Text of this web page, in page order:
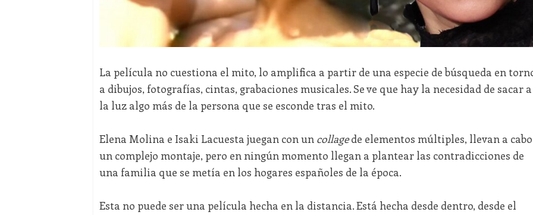
La película no cuestiona el mito, lo amplifica a partir de una especie de búsqueda en
a dibujos, fotografías, cintas, grabaciones musicales. Se ve que hay la necesidad de sacar a
la luz algo más de la persona que se esconde tras el mito.
Elena Molina e Isaki Lacuesta juegan con un collagede elementos múltiples, llevan a cabo
un complejo montaje, pero en ningún momento llegan a plantear las contradicciones de
una familia que se metía en los hogares españoles de la época.
Esta no puede ser una película hecha en la distancia. Está hecha desde dentro, desde el